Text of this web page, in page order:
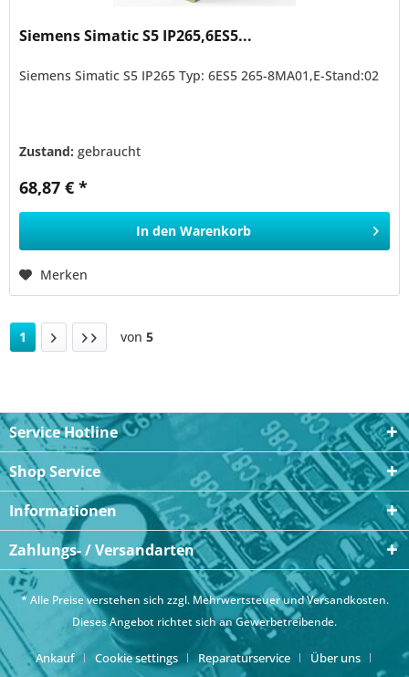
Siemens Simatic S5 IP265,6ES5...
Siemens Simatic S5 IP265 Typ: 6ES5 265-8MA01,E-Stand:02
Zustand:gebraucht
68,87 € *
In den Warenkorb
Merken
1 von 5
Service Hotline
Shop Service
Informationen
Zahlungs- / Versandarten
* Alle Preise verstehen sich zzgl. Mehrwertsteuer undVersandkosten.
Dieses Angebot richtet sich an Gewerbetreibende.
Ankauf Cookie settings Reparaturservice Über uns